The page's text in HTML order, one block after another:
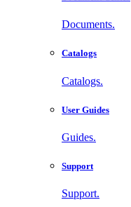
Documents.
Catalogs
Catalogs.
User Guides
Guides.
Support
Support.